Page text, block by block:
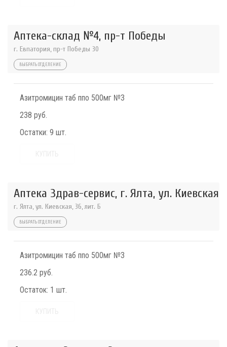
Аптека-склад №4, пр-т Победы
г. Евпатория, пр-т Победы 30
ВЫБРАТЬ ОТДЕЛЕНИЕ
Азитромицин таб ппо 500мг №3
238 руб.
Остатки: 9 шт.
Аптека Здрав-сервис, г. Ялта, ул. Киевская
г. Ялта, ул. Киевская, 36, лит. Б
ВЫБРАТЬ ОТДЕЛЕНИЕ
Азитромицин таб ппо 500мг №3
236.2 руб.
Остаток: 1 шт.